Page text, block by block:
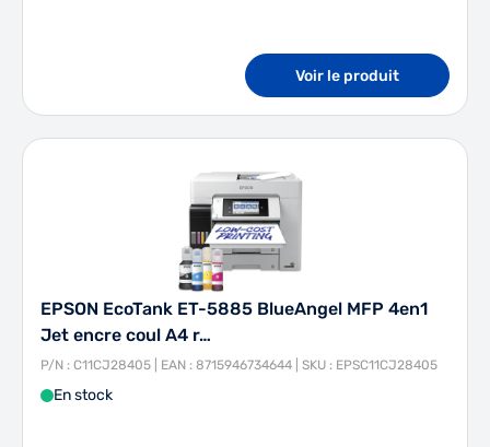
Voir le produit
EPSON EcoTank ET-5885 BlueAngel MFP 4en1
Jet encre coul A4 r…
P/N : C11CJ28405 | EAN : 8715946734644 | SKU : EPSC11CJ28405
En stock